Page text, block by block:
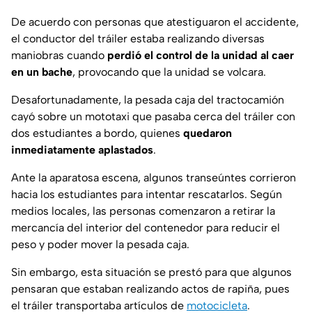
De acuerdo con personas que atestiguaron el accidente,
el conductor del tráiler estaba realizando diversas
maniobras cuando perdió el control de la unidad al caer
en un bache, provocando que la unidad se volcara.
Desafortunadamente, la pesada caja del tractocamión
cayó sobre un mototaxi que pasaba cerca del tráiler con
dos estudiantes a bordo, quienes quedaron
inmediatamente aplastados.
Ante la aparatosa escena, algunos transeúntes corrieron
hacia los estudiantes para intentar rescatarlos. Según
medios locales, las personas comenzaron a retirar la
mercancía del interior del contenedor para reducir el
peso y poder mover la pesada caja.
Sin embargo, esta situación se prestó para que algunos
pensaran que estaban realizando actos de rapiña, pues
el tráiler transportaba artículos de motocicleta.